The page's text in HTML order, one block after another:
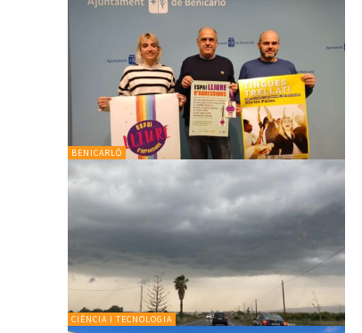
BENICARLÓ
CIÈNCIA I TECNOLOGIA